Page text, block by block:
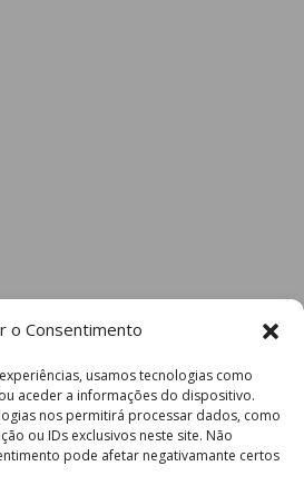
o Consentimento
usamos tecnologias como
aceder a informações do dispositivo.
nos permitirá processar dados, como
ou IDs exclusivos neste site. Não
pode afetar negativamante certos